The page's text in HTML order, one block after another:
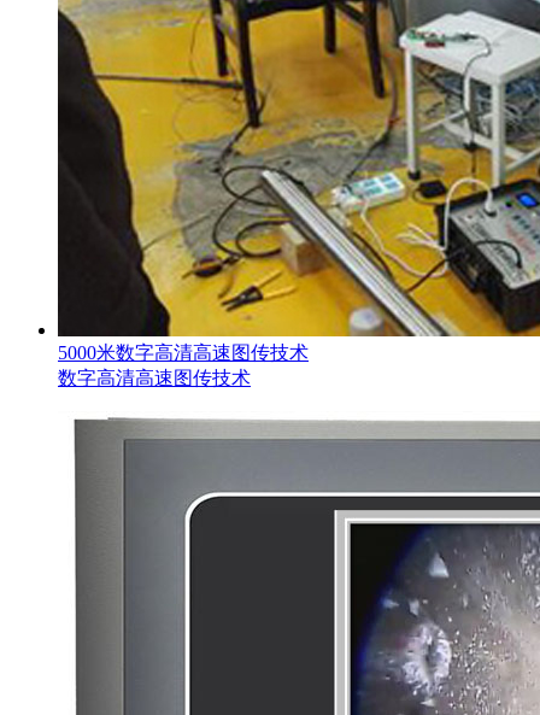
5000米数字高清高速图传技术
数字高清高速图传技术